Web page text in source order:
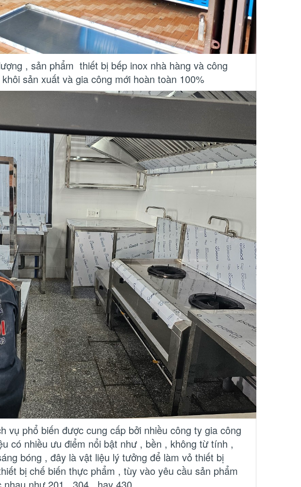
, sản phẩm thiết bị bếp inox nhà hàng và công
sản xuất và gia công mới hoàn toàn 100%
vụ phổ biến được cung cấp bởi nhiều công ty gia công
có nhiều ưu điểm nổi bật như , bền , không từ tính ,
bóng , đây là vật liệu lý tưởng để làm vỏ thiết bị
bị chế biến thực phẩm , tùy vào yêu cầu sản phẩm